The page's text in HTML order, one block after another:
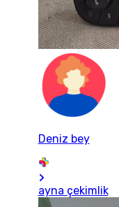
Deniz bey
ayna çekimlik